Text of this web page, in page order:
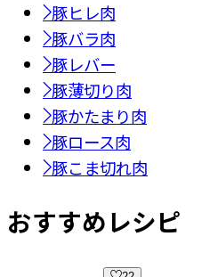
豚ヒレ肉
豚バラ肉
豚レバー
豚薄切り肉
豚かたまり肉
豚ロース肉
豚こま切れ肉
おすすめレシピ